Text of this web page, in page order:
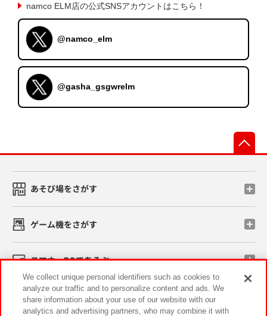
namco ELM店の公式SNSアカウントはこちら！
@namco_elm
@gasha_gsgwrelm
あそび場をさがす
ゲーム機をさがす
スマホ・PCであそぶ
イベント・キャンペーン
We collect unique personal identifiers such as cookies to
analyze our traffic and to personalize content and ads. We
share information about your use of our website with our
analytics and advertising partners, who may combine it with